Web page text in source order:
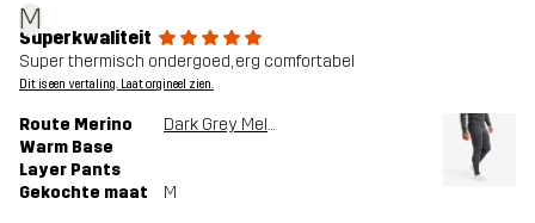
M
Superkwaliteit
Super thermisch ondergoed, erg comfortabel
Dit is een vertaling. Laat orgineel zien.
Route Merino
Warm Base
Layer Pants
Dark Grey Melange
Gekochte maat M